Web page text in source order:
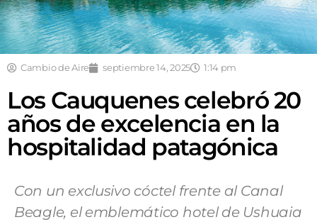
Cambio de Aire septiembre 14, 2025 1:14 pm
Los Cauquenes celebró 20
años de excelencia en la
hospitalidad patagónica
Con un exclusivo cóctel frente al Canal
Beagle, el emblemático hotel de Ushuaia